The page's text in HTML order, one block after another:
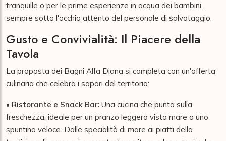
tranquille o per le prime esperienze in acqua dei bambini,
sempre sotto l'occhio attento del personale di salvataggio.
Gusto e Convivialità: Il Piacere della
Tavola
La proposta dei Bagni Alfa Diana si completa con un'offerta
culinaria che celebra i sapori del territorio:
• Ristorante e Snack Bar: Una cucina che punta sulla
freschezza, ideale per un pranzo leggero vista mare o uno
spuntino veloce. Dalle specialità di mare ai piatti della